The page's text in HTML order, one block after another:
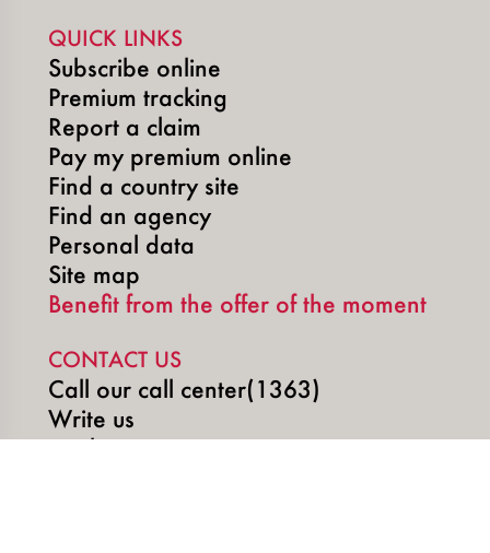
QUICK LINKS
Subscribe online
Premium tracking
Report a claim
Pay my premium online
Find a country site
Find an agency
Personal data
Site map
Benefit from the offer of the moment
CONTACT US
Call our call center(1363)
Write us
Book an appointment